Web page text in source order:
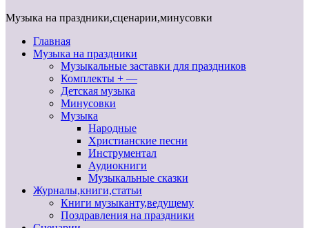
Музыка на праздники,сценарии,минусовки
Главная
Музыка на праздники
Музыкальные заставки для праздников
Комплекты + —
Детская музыка
Минусовки
Музыка
Народные
Христианские песни
Инструментал
Аудиокниги
Музыкальные сказки
Журналы,книги,статьи
Книги музыканту,ведущему
Поздравления на праздники